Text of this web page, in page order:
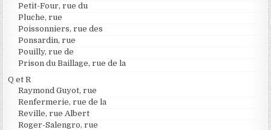
Petit-Four, rue du
Pluche, rue
Poissonniers, rue des
Ponsardin, rue
Pouilly, rue de
Prison du Baillage, rue de la
Q et R
Raymond Guyot, rue
Renfermerie, rue de la
Reville, rue Albert
Roger-Salengro, rue